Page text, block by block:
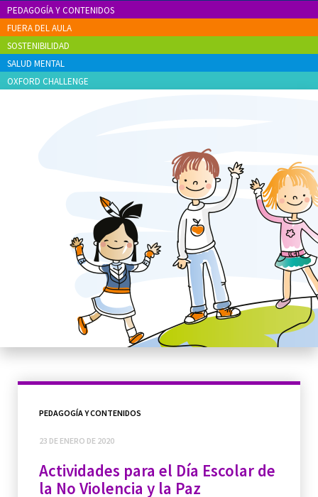
PEDAGOGÍA Y CONTENIDOS
FUERA DEL AULA
SOSTENIBILIDAD
SALUD MENTAL
OXFORD CHALLENGE
PEDAGOGÍA Y CONTENIDOS
23 DE ENERO DE 2020
Actividades para el Día Escolar de
la No Violencia y la Paz